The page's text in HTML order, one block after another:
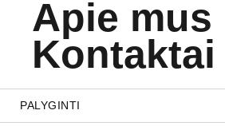
Apie mus
Kontaktai
PALYGINTI